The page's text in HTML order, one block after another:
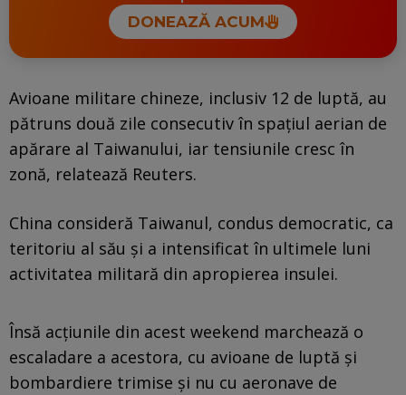
DONEAZĂ ACUM
Avioane militare chineze, inclusiv 12 de luptă, au
pătruns două zile consecutiv în spaţiul aerian de
apărare al Taiwanului, iar tensiunile cresc în
zonă, relatează Reuters.
China consideră Taiwanul, condus democratic, ca
teritoriu al său şi a intensificat în ultimele luni
activitatea militară din apropierea insulei.
Însă acţiunile din acest weekend marchează o
escaladare a acestora, cu avioane de luptă şi
bombardiere trimise şi nu cu aeronave de